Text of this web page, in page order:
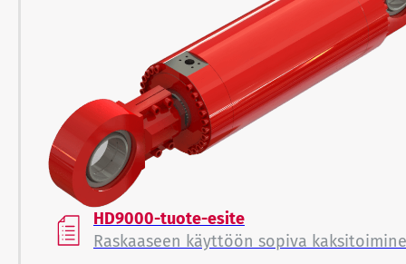
HD9000-tuote-esite
Raskaaseen käyttöön sopiva